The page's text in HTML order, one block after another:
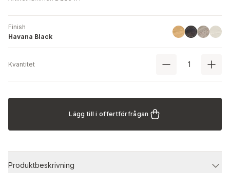
Finish
Havana Black
LinoilHavana
Driftwood
Ash
Kvantitet
Lägg till i offertförfrågan
Produktbeskrivning